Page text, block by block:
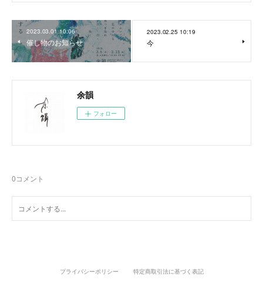
2023.03.01 10:06
催し物のお知らせ
2023.02.25 10:19
今
余韻
フォロー
0コメント
プライバシーポリシー 特定商取引法に基づく表記